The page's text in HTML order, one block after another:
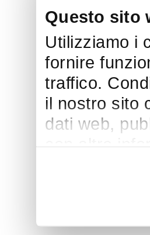
Questo sito
Utilizziamo i
fornire
traffico.
il nostro sito
dati web,